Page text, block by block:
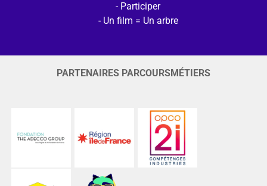
Participer
Un film = Un arbre
PARTENAIRES PARCOURSMÉTIERS